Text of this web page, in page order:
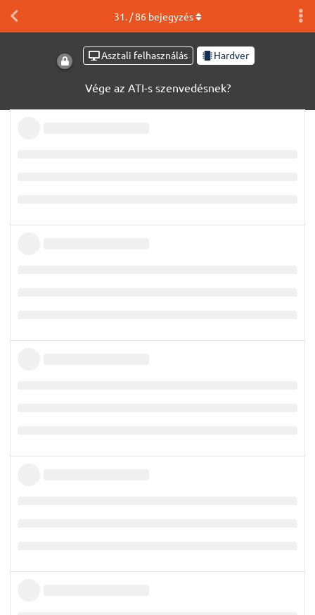
Asztali felhasználás Hardver
Vége az ATI-s szenvedésnek?
31. /86bejegyzés